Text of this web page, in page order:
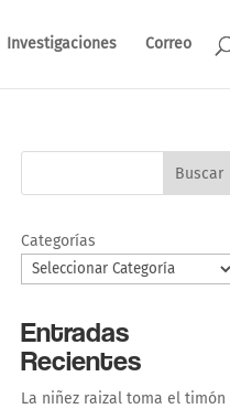
Investigaciones Correo
Buscar
Categorías
Entradas
Recientes
La niñez raizal toma el timón